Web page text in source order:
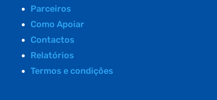
Parceiros
Como Apoiar
Contactos
Relatórios
Termos e condições